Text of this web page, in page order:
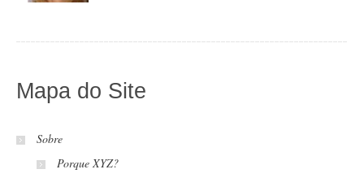
Mapa do Site
Sobre
Porque XYZ?